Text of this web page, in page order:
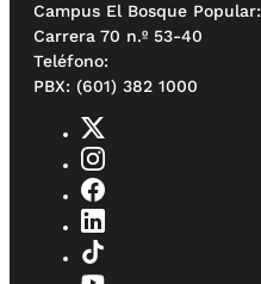
Campus El Bosque Popular:
Carrera 70 n.º 53-40
Teléfono:
PBX: (601) 382 1000